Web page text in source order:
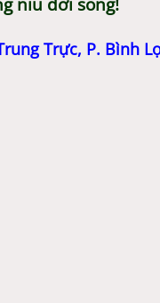
Trực, P. Bình